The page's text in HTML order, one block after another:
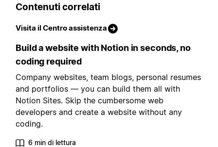
Contenuti correlati
Visita il Centro assistenza
Build a website with Notion in seconds, no
coding required
Company websites, team blogs, personal resumes
and portfolios — you can build them all with
Notion Sites. Skip the cumbersome web
developers and create a website without any
coding.
6 min di lettura